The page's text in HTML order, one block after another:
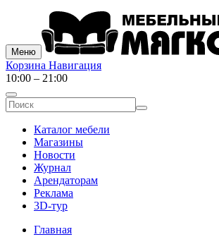
Меню
Корзина Навигация
10:00 – 21:00
Каталог мебели
Магазины
Новости
Журнал
Арендаторам
Реклама
3D-тур
Главная